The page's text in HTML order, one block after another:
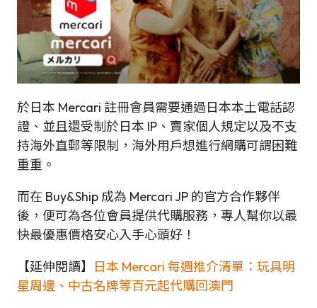
於日本 Mercari 註冊會員需要通過日本本土電話認
證、並且還受制於日本 IP、賣家個人規定以及不支
持海外直郵等限制，海外用戶想進行網購可謂困難
重重。
而在 Buy&Ship 成為 Mercari JP 的官方合作夥伴
後，便可為各位會員提供代購服務，專人幫你以最
快最優惠價格安心入手心頭好！
【延伸閱讀】
日本 Mercari 每週推介清單：玩具明
星周邊、中古名牌等百元起代購回澳門